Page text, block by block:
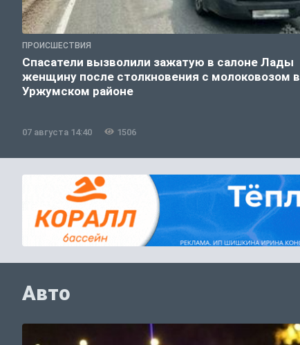
ПРОИСШЕСТВИЯ
Спасатели вызволили зажатую в салоне Лады
женщину после столкновения с молоковозом в
Уржумском районе
07 августа 14:40 1506
Авто